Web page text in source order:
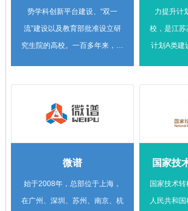
全国专利
是全国18
地的高校之
联盟、B8
工程教
有“兵器技
势学科创新平台建设、“双一
流”建设以及教育部批准设立研
究生院的高校。一百多年来，学
创新的重要基地”。学校在南京
2462亩。
力提升计
校，是江
计划A类建
校、国家
改革示范
业学位研
高校、教
校、江苏
微谱
始于2008年，总部位于上海，
在广州、深圳、苏州、南京、杭
国家技
国家技术
人民共和